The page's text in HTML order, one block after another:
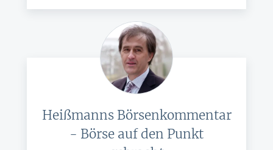
Heißmanns Börsenkommentar
- Börse auf den Punkt